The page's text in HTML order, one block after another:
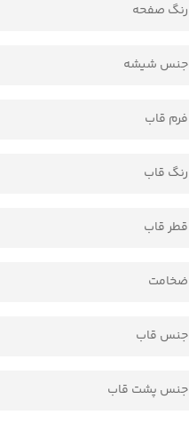
رنگ صفحه
جنس شیشه
فرم قاب
رنگ قاب
قطر قاب
ضخامت
جنس قاب
جنس پشت قاب